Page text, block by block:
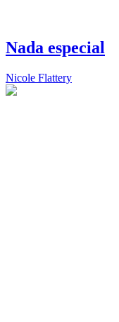
Nada especial
Nicole Flattery